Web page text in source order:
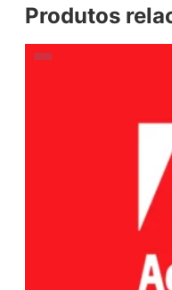
Produtos